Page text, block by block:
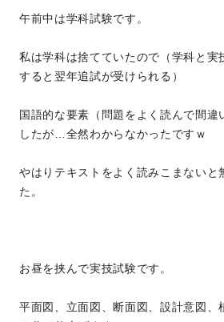
午前中は学科試験です。
私は学科は捨てていたので（学科と実
すると翌年追試が受けられる）
国語的な要素（問題をよく読んで間違
したが…全然わからなかったですｗ
やはりテキストをよく読みこまないと
た。
お昼を挟んで実技試験です。
平面図、立面図、断面図、設計意図、